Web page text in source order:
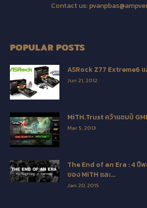
Contact us:
POPULAR POSTS
ASRock Z77 Extreme6
Jun 21, 2012
MiTH.Trust คว้าแชมป์
Mar 5, 2013
The End of an Era : 4 ปี
ของ MiTH และ...
Jan 20, 2015